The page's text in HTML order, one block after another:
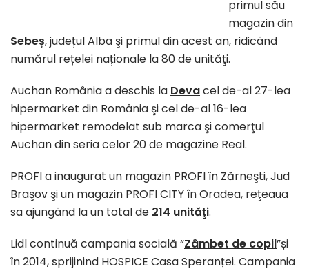
primul său
magazin din
Sebeș, județul Alba şi primul din acest an, ridicând
numărul rețelei naționale la 80 de unităţi.
Auchan România a deschis la Devacel de-al 27-lea
hipermarket din România şi cel de-al 16-lea
hipermarket remodelat sub marca şi comerţul
Auchan din seria celor 20 de magazine Real.
PROFI a inaugurat un magazin PROFI în Zărneşti, Jud
Braşov şi un magazin PROFI CITY în Oradea, reţeaua
sa ajungând la un total de 214 unităţi.
Lidl continuă campania socială “Zâmbet de copil”și
în 2014, sprijinind HOSPICE Casa Speranței. Campania